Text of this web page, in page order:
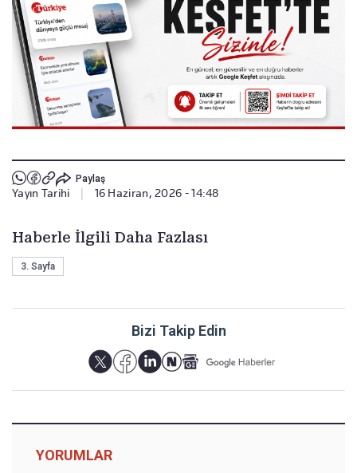
Paylaş
Yayın Tarihi 16 Haziran, 2026 - 14:48
Haberle İlgili Daha Fazlası
3. Sayfa
Bizi Takip Edin
YORUMLAR